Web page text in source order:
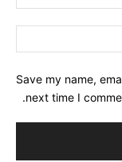
Save my name,
next time I